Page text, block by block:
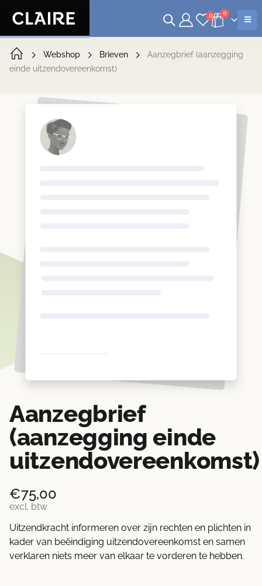
0 0
Webshop Brieven
Aanzegbrief (aanzegging
einde uitzendovereenkomst)
€75,00
excl. btw
Aanzegbrief
(aanzegging einde
uitzendovereenkomst)
Uitzendkracht informeren over zijn rechten en plichten in
kader van beëindiging uitzendovereenkomst en samen
verklaren niets meer van elkaar te vorderen te hebben.